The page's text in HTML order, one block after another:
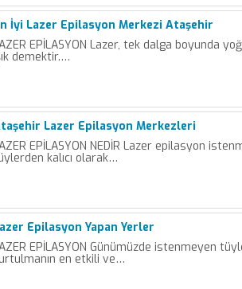
İyi Lazer Epilasyon Merkezi Ataşehir
EPİLASYON Lazer, tek dalga boyunda
demektir.…
Lazer Epilasyon Merkezleri
EPİLASYON NEDİR Lazer epilasyon
kalıcı olarak…
Epilasyon Yapan Yerler
EPİLASYON Günümüzde istenmeyen
en etkili ve…